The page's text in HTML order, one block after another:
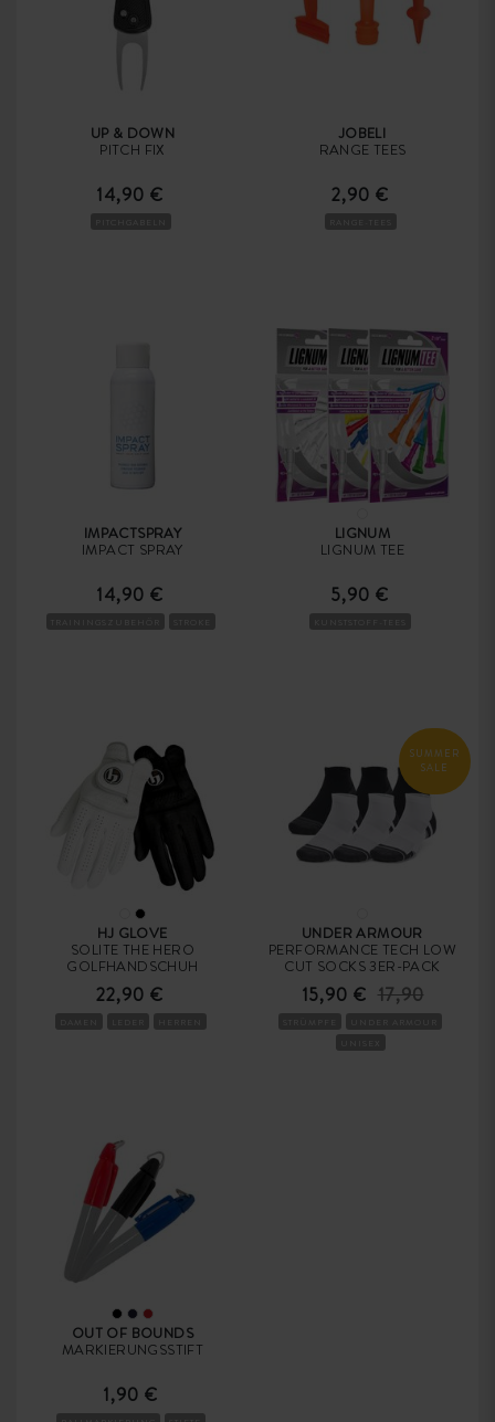
UP & DOWN
PITCH FIX
14,90 €
JOBELI
RANGE TEES
2,90 €
IMPACTSPRAY
IMPACT SPRAY
14,90 €
LIGNUM
LIGNUM TEE
5,90 €
HJ GLOVE
SOLITE THE HERO
GOLFHANDSCHUH
22,90 €
SUMMER
SALE
UNDER ARMOUR
PERFORMANCE TECH LOW
CUT SOCKS 3ER-PACK
15,90 € 17,90
OUT OF BOUNDS
MARKIERUNGSSTIFT
1,90 €